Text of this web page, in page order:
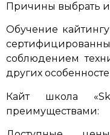
Причины выбрать
Обучение
соблюдением
других
Кайт школа
преимуществами: